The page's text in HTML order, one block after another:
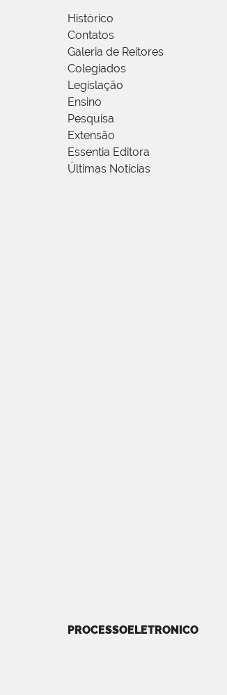
Histórico
Contatos
Galeria de Reitores
Colegiados
Legislação
Ensino
Pesquisa
Extensão
Essentia Editora
Últimas Notícias
PROCESSOELETRONICO